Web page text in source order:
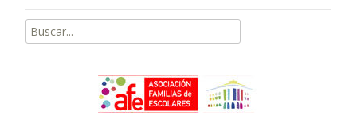
Buscar
por: